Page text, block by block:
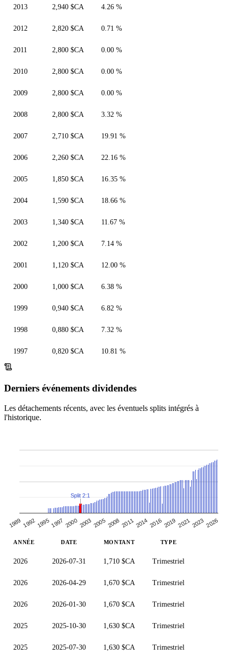
2013 2,940 $CA 4.26 %
2012 2,820 $CA 0.71 %
2011 2,800 $CA 0.00 %
2010 2,800 $CA 0.00 %
2009 2,800 $CA 0.00 %
2008 2,800 $CA 3.32 %
2007 2,710 $CA 19.91 %
2006 2,260 $CA 22.16 %
2005 1,850 $CA 16.35 %
2004 1,590 $CA 18.66 %
2003 1,340 $CA 11.67 %
2002 1,200 $CA 7.14 %
2001 1,120 $CA 12.00 %
2000 1,000 $CA 6.38 %
1999 0,940 $CA 6.82 %
1998 0,880 $CA 7.32 %
1997 0,820 $CA 10.81 %
Derniers événements dividendes
Les détachements récents, avec les éventuels splits intégrés à
l'historique.
1989 1992 1995 1997 2000 20032005 200820112014 2016 2019 202120232026
Split 2:1
ANNÉE DATE MONTANT TYPE
2026 2026-07-31 1,710 $CA Trimestriel
2026 2026-04-29 1,670 $CA Trimestriel
2026 2026-01-30 1,670 $CA Trimestriel
2025 2025-10-30 1,630 $CA Trimestriel
2025 2025-07-30 1,630 $CA Trimestriel